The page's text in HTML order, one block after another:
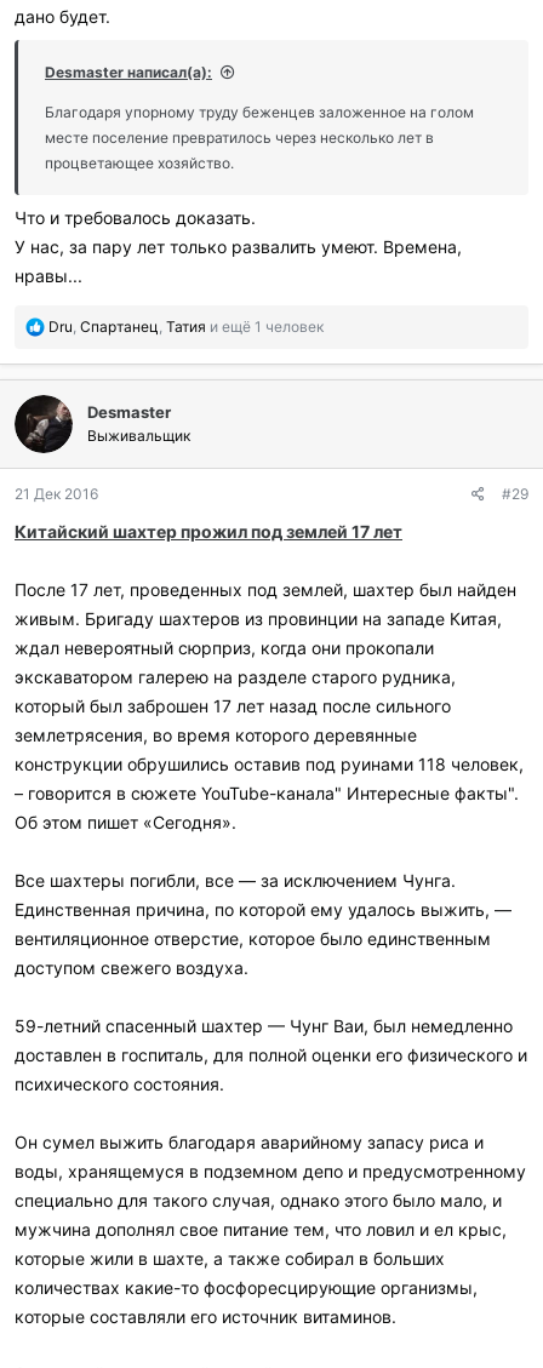
дано будет.
Desmaster написал(а):
Благодаря упорному труду беженцев заложенное на голом
месте поселение превратилось через несколько лет в
процветающее хозяйство.
Что и требовалось доказать.
У нас, за пару лет только развалить умеют. Времена,
нравы...
П
б
л
а
г
о
а
и
и
Dru, Спартанец, Татия и ещё 1 человек
Desmaster
Выживальщик
21 Дек 2016 #29
Китайский шахтер прожил под землей 17 лет
После 17 лет, проведенных под землей, шахтер был найден
живым. Бригаду шахтеров из провинции на западе Китая,
ждал невероятный сюрприз, когда они прокопали
экскаватором галерею на разделе старого рудника,
который был заброшен 17 лет назад после сильного
землетрясения, во время которого деревянные
конструкции обрушились оставив под руинами 118 человек,
– говорится в сюжете YouTube-канала" Интересные факты".
Об этом пишет «Сегодня».
Все шахтеры погибли, все — за исключением Чунга.
Единственная причина, по которой ему удалось выжить, —
вентиляционное отверстие, которое было единственным
доступом свежего воздуха.
59-летний спасенный шахтер — Чунг Ваи, был немедленно
доставлен в госпиталь, для полной оценки его физического и
психического состояния.
Он сумел выжить благодаря аварийному запасу риса и
воды, хранящемуся в подземном депо и предусмотренному
специально для такого случая, однако этого было мало, и
мужчина дополнял свое питание тем, что ловил и ел крыс,
которые жили в шахте, а также собирал в больших
количествах какие-то фосфоресцирующие организмы,
которые составляли его источник витаминов.